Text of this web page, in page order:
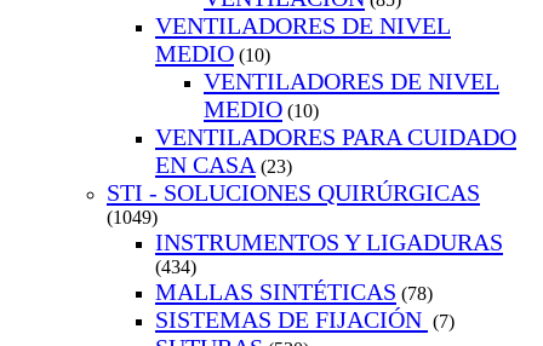
VENTILADORES DE NIVEL
MEDIO (10)
VENTILADORES DE NIVEL
MEDIO (10)
VENTILADORES PARA CUIDADO
EN CASA (23)
STI - SOLUCIONES QUIRÚRGICAS
(1049)
INSTRUMENTOS Y LIGADURAS
(434)
MALLAS SINTÉTICAS (78)
SISTEMAS DE FIJACIÓN (7)